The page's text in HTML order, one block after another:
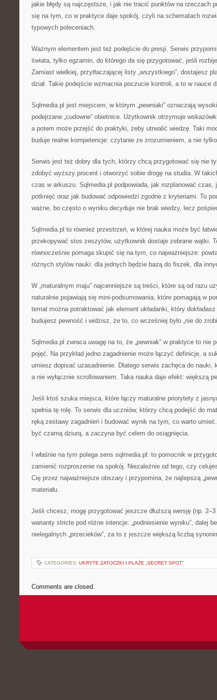
jakie błędy są najczęstsze, i jak nie tracić punktów na rzeczach
się na tym, co w praktyce daje spokój, czyli na schematach
typowych poleceniach.
Ważnym elementem jest też podejście do presji. Serwis
świata, tylko egzamin, do którego da się przygotować, jeśli
Zamiast wielkiej, przytłaczającej listy „wszystkiego”, dostajesz
dział. Takie podejście wzmacnia poczucie kontroli, a to w nauce
Sqlmedia.pl jest miejscem, w którym „pewniaki” oznaczają
podejrzane „cudowne” obietnice. Użytkownik otrzymuje
a potem może przejść do praktyki, żeby utrwalić wiedzę. Taki
buduje realne kompetencje: czytanie ze zrozumieniem, a nie
Serwis jest też dobry dla tych, którzy chcą przygotować się nie
zdobyć wyższy procent i otworzyć sobie drogę na studia. W
czas w arkuszu. Sqlmedia.pl podpowiada, jak rozplanować czas,
potknięć oraz jak budować odpowiedzi zgodne z kryteriami. To
ważne, bo często o wyniku decyduje nie brak wiedzy, lecz
Sqlmedia.pl to również przestrzeń, w której nauka może być
przekopywać stos zeszytów, użytkownik dostaje zebrane wątki.
równocześnie pomaga skupić się na tym, co najważniejsze:
różnych stylów nauki: dla jednych będzie bazą do fiszek, dla
W „maturalnym maju” najcenniejsze są treści, które są od razu
naturalnie pojawiają się mini-podsumowania, które pomagają w
temat można potraktować jak element układanki, który
budujesz pewność i widzisz, że to, co wcześniej było „nie do
Sqlmedia.pl zwraca uwagę na to, że „pewniak” w praktyce to nie
pojęć. Na przykład jedno zagadnienie może łączyć definicje, a
umiesz dopisać uzasadnienie. Dlatego serwis zachęca do nauki,
a nie wyłącznie scrollowaniem. Taka nauka daje efekt: większą
Jeśli ktoś szuka miejsca, które łączy maturalne priorytety z
spełnia tę rolę. To serwis dla uczniów, którzy chcą podejść do
ręką zestawy zagadnień i budować wynik na tym, co warto
być czarną dziurą, a zaczyna być celem do osiągnięcia.
I właśnie na tym polega sens sqlmedia.pl: to pomocnik w
zamienić rozproszenie na spokój. Niezależnie od tego, czy
Cię przez najważniejsze obszary i przypomina, że najlepszą
materiału.
Jeśli chcesz, mogę przygotować jeszcze dłuższą wersję (np.
warianty stricte pod różne intencje: „podniesienie wyniku”, dalej
nielegalnych „przecieków”, za to z jeszcze większą liczbą
CATEGORIES: UKRYTE ZATOCZKI I PLAŻE „SECRET SPOT”
Comments are closed.